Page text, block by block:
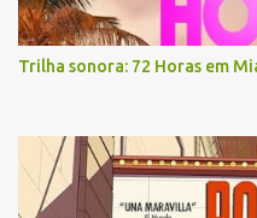
Trilha sonora: 72 Horas em